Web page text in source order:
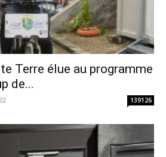
Terre élue au programme
de...
139126